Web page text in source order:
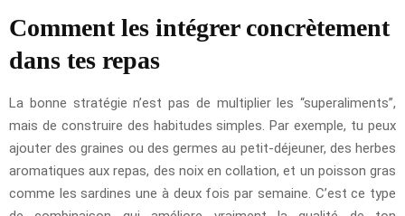
Comment les intégrer concrètement
dans tes repas
La bonne stratégie n’est pas de multiplier les “superaliments”,
mais de construire des habitudes simples. Par exemple, tu peux
ajouter des graines ou des germes au petit-déjeuner, des herbes
aromatiques aux repas, des noix en collation, et un poisson gras
comme les sardines une à deux fois par semaine. C’est ce type